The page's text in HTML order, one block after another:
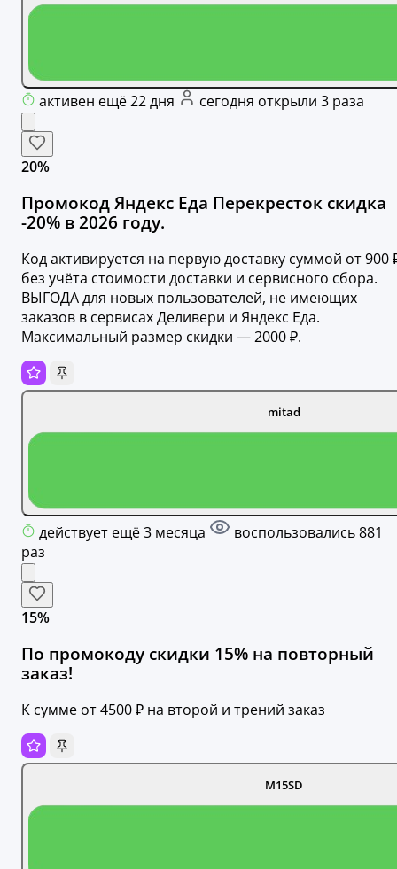
активен ещё 22 дня сегодня открыли 3 раза
20%
Промокод Яндекс Еда Перекресток скидка
-20% в 2026 году.
Код активируется на первую доставку суммой от 900
без учёта стоимости доставки и сервисного сбора.
ВЫГОДА для новых пользователей, не имеющих
заказов в сервисах Деливери и Яндекс Еда.
Максимальный размер скидки — 2000 ₽.
mitad
действует ещё 3 месяца
воспользовались 881
раз
15%
По промокоду скидки 15% на повторный
заказ!
К сумме от 4500 ₽ на второй и трений заказ
M15SD